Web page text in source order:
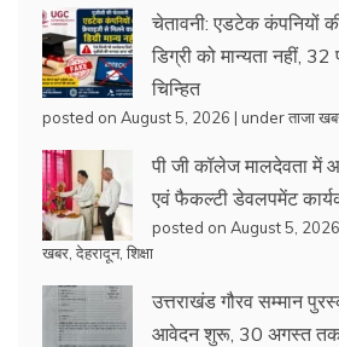
चेतावनी: एडटेक कंपनियों
डिग्री को मान्यता नहीं, 32
चिन्हित
posted on August 5, 2026 | underताजा
पी जी कॉलेज मालदेवता में
एवं फैकल्टी डेवलपमेंट
posted on August 5, 2026
खबर देहरादून, शिक्षा
उत्तराखंड गौरव सम्मान
आवेदन शुरू, 30 अगस्त तक